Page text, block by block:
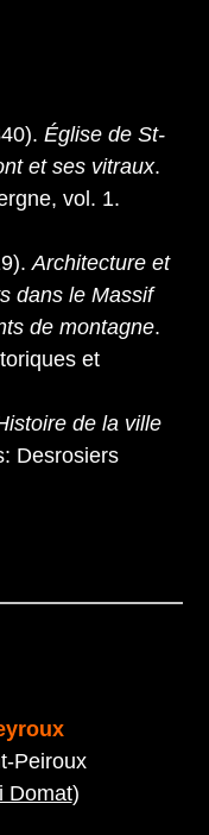
Église de St-
et ses vitraux.
vol. 1.
Architecture et
dans le Massif
de montagne.
et
de la ville
Desrosiers
Peiroux
Domat)